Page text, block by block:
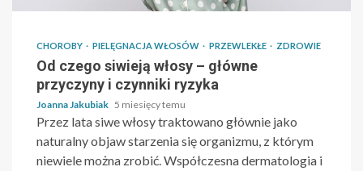
CHOROBY PIELĘGNACJA WŁOSÓW PRZEWLEKŁE ZDROWIE
Od czego siwieją włosy – główne
przyczyny i czynniki ryzyka
Joanna Jakubiak 5 miesięcy temu
Przez lata siwe włosy traktowano głównie jako
naturalny objaw starzenia się organizmu, z którym
niewiele można zrobić. Współczesna dermatologia i